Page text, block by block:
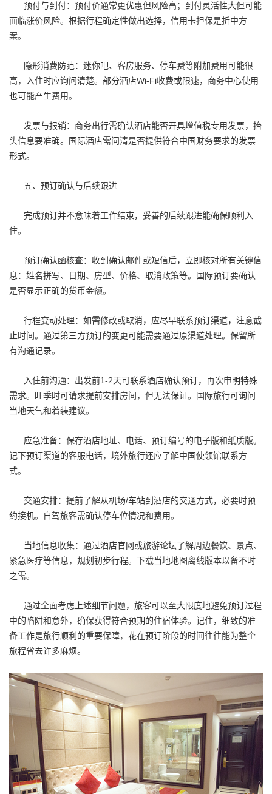
预付与到付：预付价通常更优惠但风险高；到付灵活性大但可能
面临涨价风险。根据行程确定性做出选择，信用卡担保是折中方
案。
隐形消费防范：迷你吧、客房服务、停车费等附加费用可能很
高，入住时应询问清楚。部分酒店Wi-Fi收费或限速，商务中心使用
也可能产生费用。
发票与报销：商务出行需确认酒店能否开具增值税专用发票，抬
头信息要准确。国际酒店需问清是否提供符合中国财务要求的发票
形式。
五、预订确认与后续跟进
完成预订并不意味着工作结束，妥善的后续跟进能确保顺利入
住。
预订确认函核查：收到确认邮件或短信后，立即核对所有关键信
息：姓名拼写、日期、房型、价格、取消政策等。国际预订要确认
是否显示正确的货币金额。
行程变动处理：如需修改或取消，应尽早联系预订渠道，注意截
止时间。通过第三方预订的变更可能需要通过原渠道处理。保留所
有沟通记录。
入住前沟通：出发前1-2天可联系酒店确认预订，再次申明特殊
需求。旺季时可请求提前安排房间，但无法保证。国际旅行可询问
当地天气和着装建议。
应急准备：保存酒店地址、电话、预订编号的电子版和纸质版。
记下预订渠道的客服电话，境外旅行还应了解中国使领馆联系方
式。
交通安排：提前了解从机场/车站到酒店的交通方式，必要时预
约接机。自驾旅客需确认停车位情况和费用。
当地信息收集：通过酒店官网或旅游论坛了解周边餐饮、景点、
紧急医疗等信息，规划初步行程。下载当地地图离线版本以备不时
之需。
通过全面考虑上述细节问题，旅客可以至大限度地避免预订过程
中的陷阱和意外，确保获得符合预期的住宿体验。记住，细致的准
备工作是旅行顺利的重要保障，花在预订阶段的时间往往能为整个
旅程省去许多麻烦。